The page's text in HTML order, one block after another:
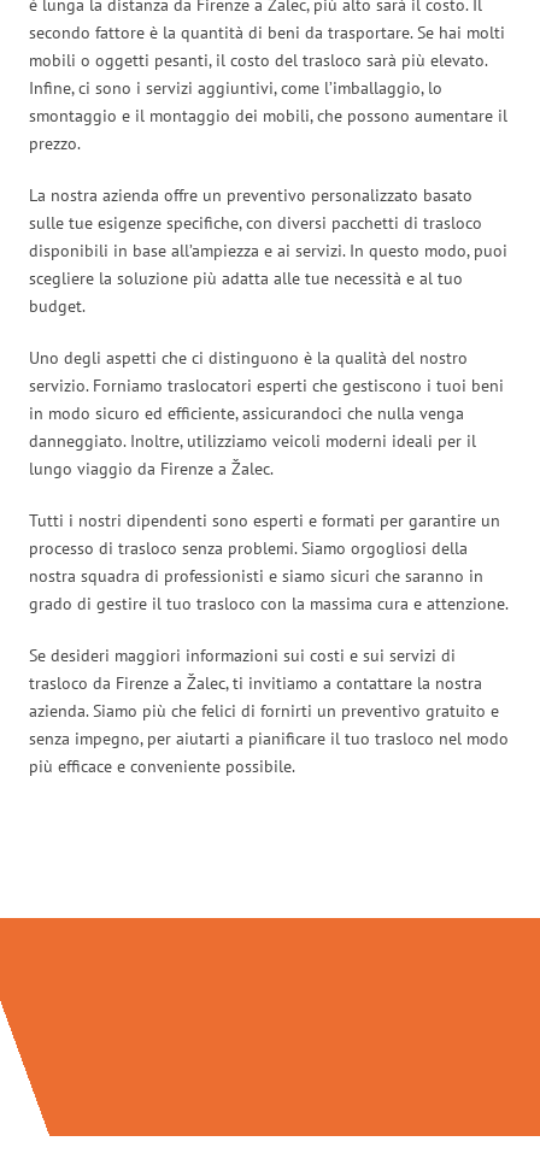
è lunga la distanza da Firenze a Žalec, più alto sarà il costo. Il
secondo fattore è la quantità di beni da trasportare. Se hai molti
mobili o oggetti pesanti, il costo del trasloco sarà più elevato.
Infine, ci sono i servizi aggiuntivi, come l’imballaggio, lo
smontaggio e il montaggio dei mobili, che possono aumentare il
prezzo.
La nostra azienda offre un preventivo personalizzato basato
sulle tue esigenze specifiche, con diversi pacchetti di trasloco
disponibili in base all’ampiezza e ai servizi. In questo modo, puoi
scegliere la soluzione più adatta alle tue necessità e al tuo
budget.
Uno degli aspetti che ci distinguono è la qualità del nostro
servizio. Forniamo traslocatori esperti che gestiscono i tuoi beni
in modo sicuro ed efficiente, assicurandoci che nulla venga
danneggiato. Inoltre, utilizziamo veicoli moderni ideali per il
lungo viaggio da Firenze a Žalec.
Tutti i nostri dipendenti sono esperti e formati per garantire un
processo di trasloco senza problemi. Siamo orgogliosi della
nostra squadra di professionisti e siamo sicuri che saranno in
grado di gestire il tuo trasloco con la massima cura e attenzione.
Se desideri maggiori informazioni sui costi e sui servizi di
trasloco da Firenze a Žalec, ti invitiamo a contattare la nostra
azienda. Siamo più che felici di fornirti un preventivo gratuito e
senza impegno, per aiutarti a pianificare il tuo trasloco nel modo
più efficace e conveniente possibile.